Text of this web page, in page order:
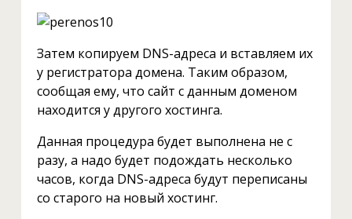
Затем копируем DNS-адреса и вставляем их
у регистратора домена. Таким образом,
сообщая ему, что сайт с данным доменом
находится у другого хостинга.
Данная процедура будет выполнена не с
разу, а надо будет подождать несколько
часов, когда DNS-адреса будут переписаны
со старого на новый хостинг.